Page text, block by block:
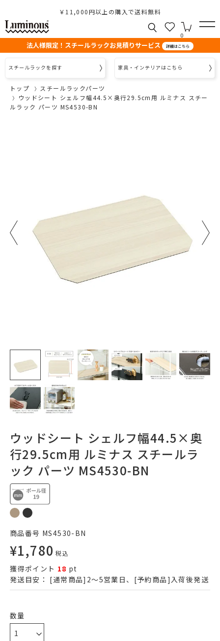
￥11,000円以上の購入で送料無料
0
法人様限定！スチールラックお見積りサービス 詳細はこちら
スチールラックを探す 家具・インテリアはこちら
トップ
スチールラックパーツ
ウッドシート シェルフ幅44.5×奥行29.5cm用 ルミナス スチー
ルラック パーツ MS4530-BN
ウッドシート シェルフ幅44.5×奥
行29.5cm用 ルミナス スチールラ
ック パーツ MS4530-BN
商品番号 MS4530-BN
¥1,780 税込
獲得ポイント 18 pt
発送目安： [通常商品]2～5営業日、[予約商品]入荷後発送